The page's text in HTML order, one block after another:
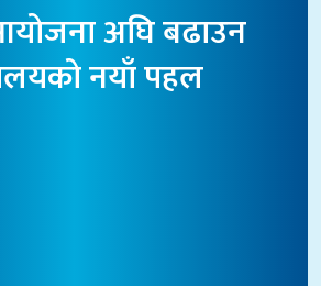
अघि बढाउन
नयाँ पहल